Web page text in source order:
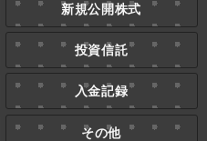
新規公開株式
投資信託
入金記録
その他